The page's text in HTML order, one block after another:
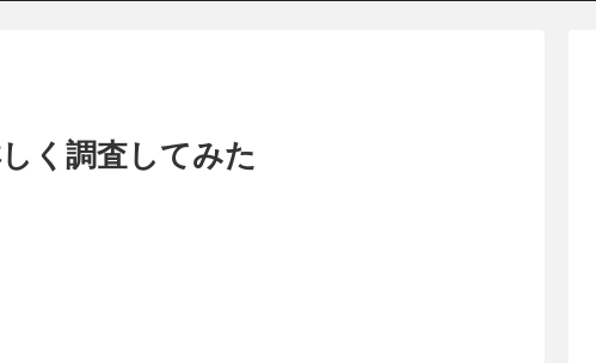
く調査してみた